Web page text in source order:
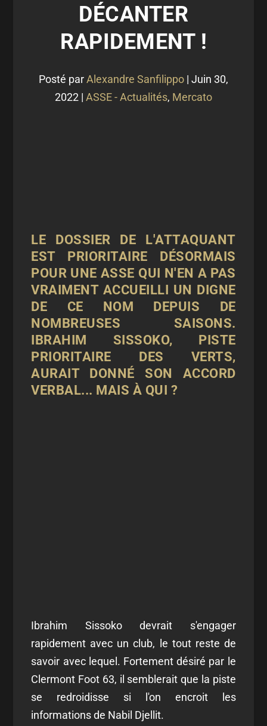
DÉCANTER
RAPIDEMENT !
Posté parAlexandre Sanfilippo | Juin 30,
2022 | ASSE - Actualités, Mercato
LE DOSSIER DE L'ATTAQUANT
EST PRIORITAIRE DÉSORMAIS
POUR UNE ASSE QUI N'EN A PAS
VRAIMENT ACCUEILLI UN DIGNE
DE CE NOM DEPUIS DE
NOMBREUSES SAISONS.
IBRAHIM SISSOKO, PISTE
PRIORITAIRE DES VERTS,
AURAIT DONNÉ SON ACCORD
VERBAL... MAIS À QUI ?
Ibrahim Sissoko devrait s'engager
rapidement avec un club, le tout reste de
savoir avec lequel. Fortement désiré par le
Clermont Foot 63, il semblerait que la piste
se redroidisse si l'on encroit les
informations de Nabil Djellit.